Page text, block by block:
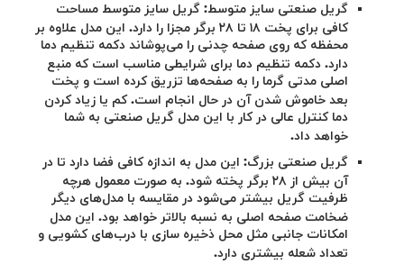
گریل صنعتی سایز متوسط: گریل سایز متوسط مساحت
کافی برای پخت ۱۸ تا ۲۸ برگر مجزا را دارد. این مدل علاوه بر
محفظه که روی صفحه چدنی را می‌پوشاند دکمه تنظیم دما
دارد. دکمه تنظیم دما برای شرایطی مناسب است که منبع
اصلی مدتی گرما را به صفحه‌ها تزریق کرده است و پخت
بعد خاموش شدن آن در حال انجام است. کم یا زیاد کردن
دما کنترل عالی در کار با این مدل گریل صنعتی به شما
خواهد داد.
گریل‌ صنعتی بزرگ: این مدل به اندازه کافی فضا دارد تا در
آن
بیش از ۲۸ برگر پخته شود. به صورت معمول هرچه
ظرفیت گریل بیشتر می‌شود در مقایسه با مدل‌های دیگر
ضخامت صفحه اصلی به نسبه بالاتر خواهد بود. این مدل
امکانات جانبی مثل محل ذخیره سازی با درب‌های کشویی و
تعداد شعله بیشتری دارد.